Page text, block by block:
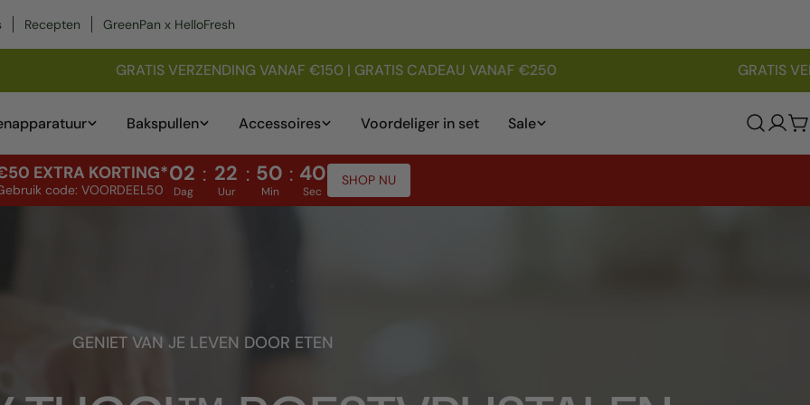
Recepten GreenPan x HelloFresh
GRATIS VERZENDING VANAF €150 | GRATIS CADEAU VANAF €250 GRATIS
Bakspullen Accessoires Voordeliger in set Sale
Log
in
EXTRA KORTING*
code: VOORDEEL50
02 : 22 : 50 : 38
Dag Uur Min Sec
SHOP NU
GENIET VAN JE LEVEN DOOR ETEN